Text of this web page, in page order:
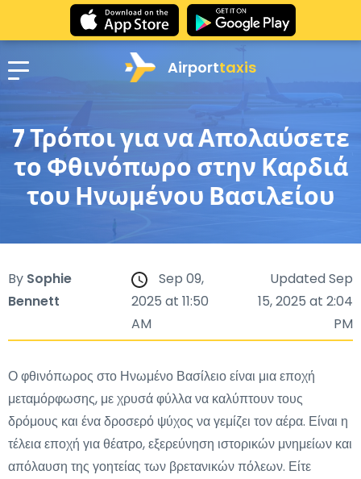
Airporttaxis
7 Τρόποι για να Απολαύσετε
το Φθινόπωρο στην Καρδιά
του Ηνωμένου Βασιλείου
By Sophie
Bennett
Sep 09,
2025 at 11:50
AM
Updated Sep
15, 2025 at 2:04
PM
Ο φθινόπωρος στο Ηνωμένο Βασίλειο είναι μια εποχή
μεταμόρφωσης, με χρυσά φύλλα να καλύπτουν τους
δρόμους και ένα δροσερό ψύχος να γεμίζει τον αέρα. Είναι η
τέλεια εποχή για θέατρο, εξερεύνηση ιστορικών μνημείων και
απόλαυση της γοητείας των βρετανικών πόλεων. Είτε